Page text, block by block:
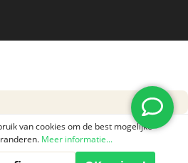
van cookies om de best mogelijke
Meer informatie...